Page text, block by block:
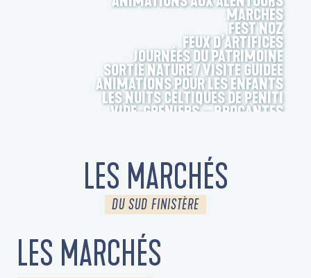
MARCHÉS
FEST NOZ
FEUX D’ARTIFICES
JOURNÉES DU PATRIMOINE
SORTIE NATURE / VISITE GUIDÉE
ANIMATIONS POUR LES ENFANTS
LES NUITS CELTIQUES DE PENITI
VIDE-GRENIERS – BROCANTES
LES MARCHÉS
DU SUD FINISTÈRE
LES MARCHÉS